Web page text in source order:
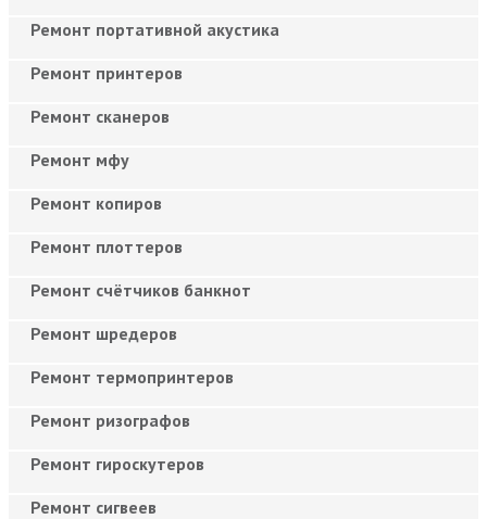
Ремонт портативной акустика
Ремонт принтеров
Ремонт сканеров
Ремонт мфу
Ремонт копиров
Ремонт плоттеров
Ремонт счётчиков банкнот
Ремонт шредеров
Ремонт термопринтеров
Ремонт ризографов
Ремонт гироскутеров
Ремонт сигвеев